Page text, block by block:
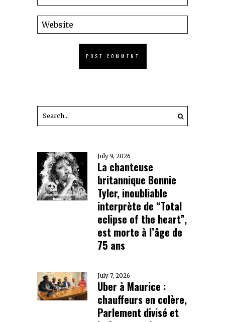
July 9, 2026
La chanteuse
britannique Bonnie
Tyler, inoubliable
interprète de “Total
eclipse of the heart”,
est morte à l’âge de
75 ans
July 7, 2026
Uber à Maurice :
chauffeurs en colère,
Parlement divisé et